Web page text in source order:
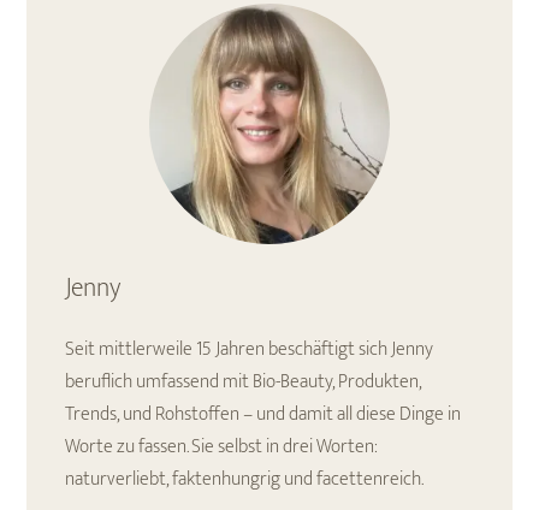
Jenny
Seit mittlerweile 15 Jahren beschäftigt sich Jenny
beruflich umfassend mit Bio-Beauty, Produkten,
Trends, und Rohstoffen – und damit all diese Dinge in
Worte zu fassen. Sie selbst in drei Worten:
naturverliebt, faktenhungrig und facettenreich.